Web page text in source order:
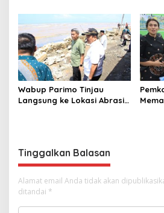
2026
Wabup Parimo Tinjau
Langsung ke Lokasi Abrasi
Tinggalkan Balasan
Alamat email Anda tidak akan
ditandai *